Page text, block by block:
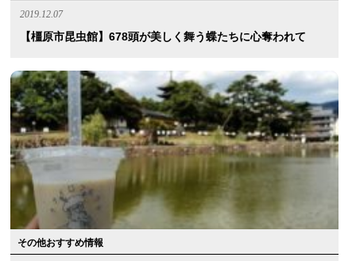
2019.12.07
【橿原市昆虫館】678頭が美しく舞う蝶たちに心奪われて
その他おすすめ情報